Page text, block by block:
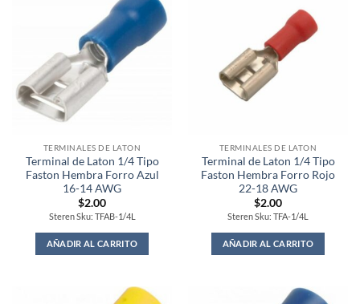
TERMINALES DE LATON
Terminal de Laton 1/4 Tipo
Faston Hembra Forro Azul
16-14 AWG
$2.00
Steren Sku: TFAB-1/4L
AÑADIR AL CARRITO
TERMINALES DE LATON
Terminal de Laton 1/4 Tipo
Faston Hembra Forro Rojo
22-18 AWG
$2.00
Steren Sku: TFA-1/4L
AÑADIR AL CARRITO